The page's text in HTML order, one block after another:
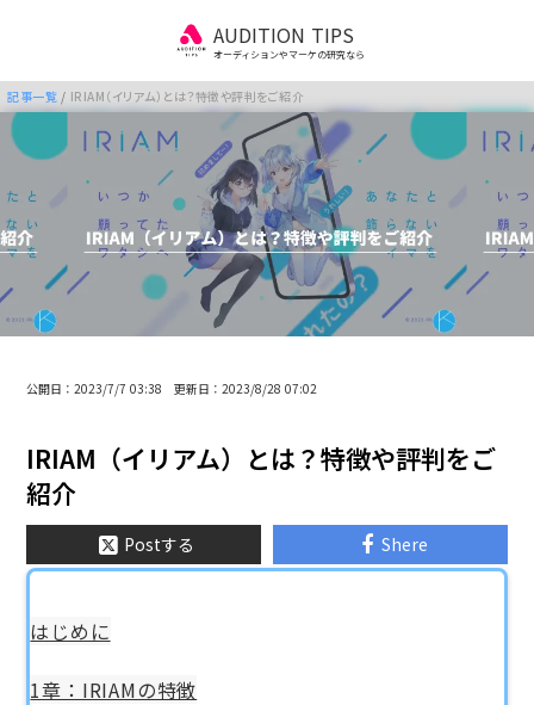
AUDITION TIPS
オーディションやマーケの研究なら
記事一覧 / IRIAM（イリアム）とは？特徴や評判をご紹介
公開日：2023/7/7 03:38 更新日：2023/8/28 07:02
IRIAM（イリアム）とは？特徴や評判をご
紹介
Postする Shere
はじめに
1章：IRIAMの特徴